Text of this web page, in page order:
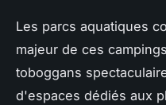
Les parcs aquatiques
majeur de ces
toboggans
d'espaces dédiés aux